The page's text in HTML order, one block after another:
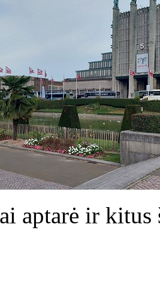
aptarė ir kitus